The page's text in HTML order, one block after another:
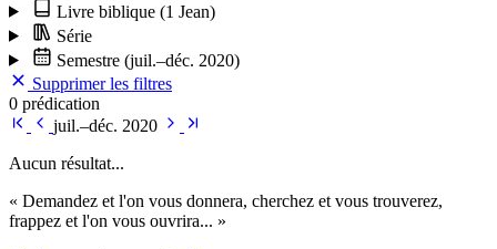
Livre biblique (1 Jean)
Série
Semestre (juil.–déc. 2020)
Supprimer les filtres
0 prédication
juil.–déc. 2020
Aucun résultat...
« Demandez et l'on vous donnera, cherchez et vous trouverez,
frappez et l'on vous ouvrira... »